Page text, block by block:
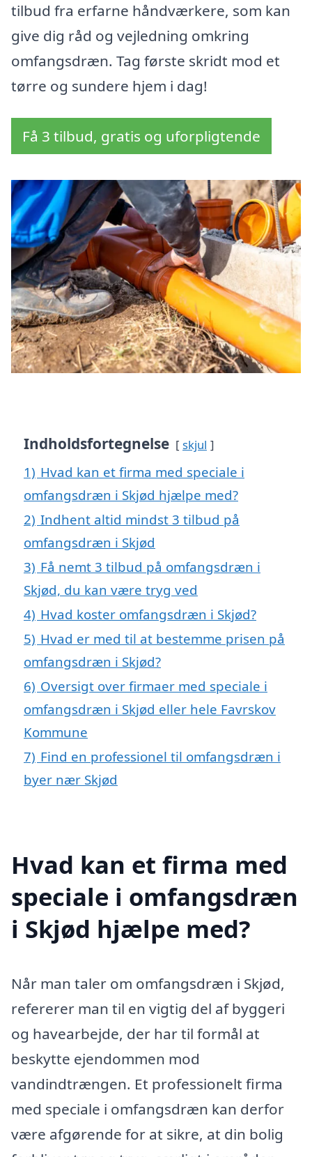
tilbud fra erfarne håndværkere, som kan
give dig råd og vejledning omkring
omfangsdræn. Tag første skridt mod et
tørre og sundere hjem i dag!
Få 3 tilbud, gratis og uforpligtende
Indholdsfortegnelse skjul
1) Hvad kan et firma med speciale i
omfangsdræn i Skjød hjælpe med?
2) Indhent altid mindst 3 tilbud på
omfangsdræn i Skjød
3) Få nemt 3 tilbud på omfangsdræn i
Skjød, du kan være tryg ved
4) Hvad koster omfangsdræn i Skjød?
5) Hvad er med til at bestemme prisen på
omfangsdræn i Skjød?
6) Oversigt over firmaer med speciale i
omfangsdræn i Skjød eller hele Favrskov
Kommune
7) Find en professionel til omfangsdræn i
byer nær Skjød
Hvad kan et firma med
speciale i omfangsdræn
i Skjød hjælpe med?
Når man taler om omfangsdræn i Skjød,
refererer man til en vigtig del af byggeri
og havearbejde, der har til formål at
beskytte ejendommen mod
vandindtrængen. Et professionelt firma
med speciale i omfangsdræn kan derfor
være afgørende for at sikre, at din bolig